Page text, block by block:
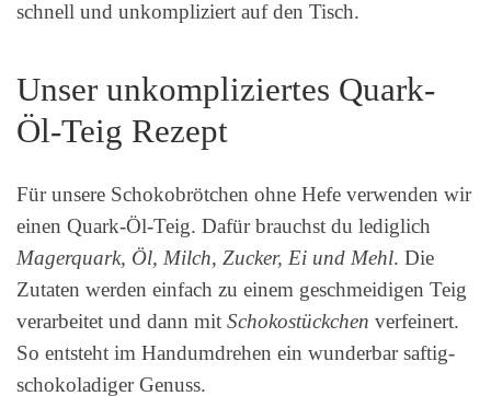
schnell und unkompliziert auf den Tisch.
Unser unkompliziertes Quark-
Öl-Teig Rezept
Für unsere Schokobrötchen ohne Hefe verwenden wir
einen Quark-Öl-Teig. Dafür brauchst du lediglich
Magerquark, Öl, Milch, Zucker, Ei und Mehl. Die
Zutaten werden einfach zu einem geschmeidigen Teig
verarbeitet und dann mit Schokostückchen verfeinert.
So entsteht im Handumdrehen ein wunderbar saftig-
schokoladiger Genuss.